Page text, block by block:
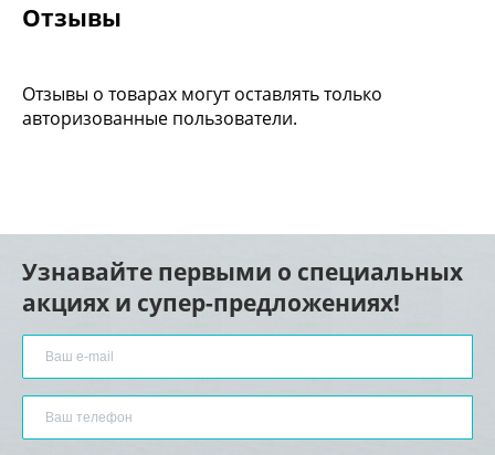
Отзывы
Отзывы о товарах могут оставлять только
авторизованные пользователи.
Узнавайте первыми о специальных
акциях и супер-предложениях!